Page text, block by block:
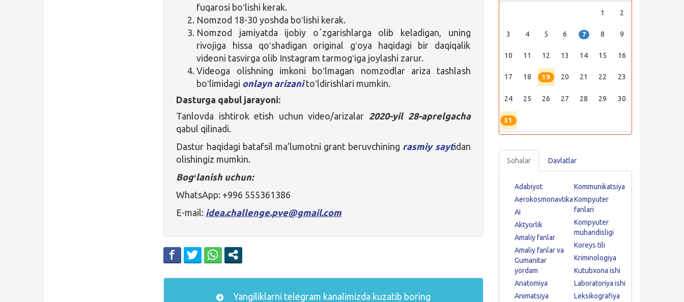
fuqarosi boʻlishi kerak.
Nomzod 18-30 yoshda boʻlishi kerak.
Nomzod jamiyatda ijobiy oʼzgarishlarga olib keladigan, uning
rivojiga hissa qoʻshadigan original gʻoya haqidagi bir daqiqalik
videoni tasvirga olib Instagram tarmogʻiga joylashi zarur.
Videoga olishning imkoni boʻlmagan nomzodlar ariza tashlash
boʻlimidagi onlayn arizanitoʻldirishlari mumkin.
Dasturga qabul jarayoni:
Tanlovda ishtirok etish uchun video/arizalar 2020-yil 28-aprelgacha
qabul qilinadi.
Dastur haqidagi batafsil ma’lumotni grant beruvchining rasmiy saytidan
olishingiz mumkin.
Bogʻlanish uchun:
WhatsApp: +996 555361386
E-mail: idea.challenge.pve@gmail.com
Yangiliklarni telegram kanalimizda kuzatib boring
1 2
3 4 5 6 7 8 9
10 11 12 13 14 15 16
17 18 19 20 21 22 23
24 25 26 27 28 29 30
31
Sohalar Davlatlar
Adabiyot
Aerokosmonavtika
AI
Aktyorlik
Amaliy fanlar
Amaliy fanlar va
Gumanitar
yordam
Anatomiya
Animatsiya
Kommunikatsiya
Kompyuter
fanlari
Kompyuter
muhandisligi
Koreys tili
Kriminologiya
Kutubxona ishi
Laboratoriya ishi
Leksikografiya